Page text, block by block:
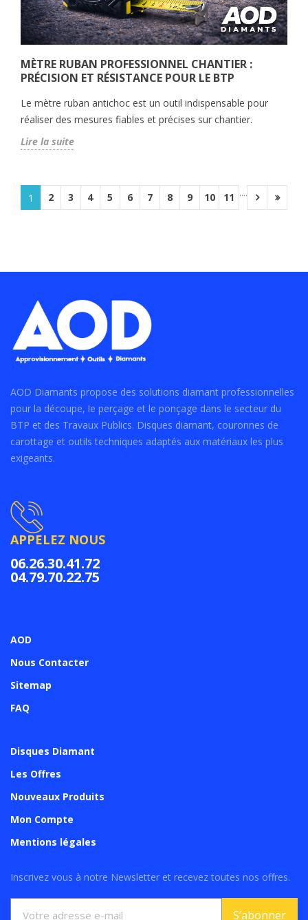
MÈTRE RUBAN PROFESSIONNEL CHANTIER :
PRÉCISION ET RÉSISTANCE POUR LE BTP
Le mètre ruban antichoc est un outil indispensable pour
réaliser des mesures fiables et précises sur chantier.
Lire la suite
1 2 3 4 5 6 7 8 9 10 11 ....
AOD Diamants propose des solutions diamant professionnelles
pour la découpe, le perçage et le ponçage dans le secteur du
BTP et des Travaux Publics. Disques diamant, couronnes de
carottage et outils techniques adaptés aux matériaux les plus
exigeants.
APPELEZ NOUS
06.26.30.41.72
04.79.70.22.75
AOD
Nous Contacter
Sitemap
FAQ
Disques Diamant
Les Offres
Nouveaux Produits
Mon Compte
Mentions légales
Inscrivez vous à notre Newsletter et recevez toutes nos offres.
S’abonner